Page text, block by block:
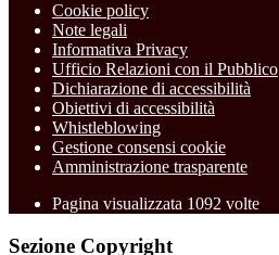
Cookie policy
Note legali
Informativa Privacy
Ufficio Relazioni con il Pubblico
Dichiarazione di accessibilità
Obiettivi di accessibilità
Whistleblowing
Gestione consensi cookie
Amministrazione trasparente
Pagina visualizzata 1092 volte
Sezione Copyright